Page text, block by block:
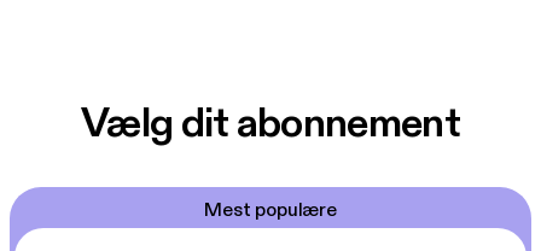
Vælg dit abonnement
Mest populære